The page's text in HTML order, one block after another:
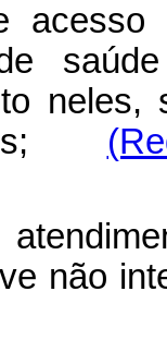
acesso
de
não